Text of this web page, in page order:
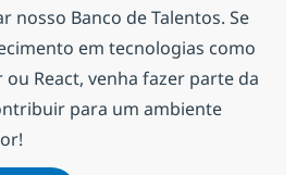
nosso Banco de Talentos. Se
em tecnologias como
ou React, venha fazer parte da
para um ambiente